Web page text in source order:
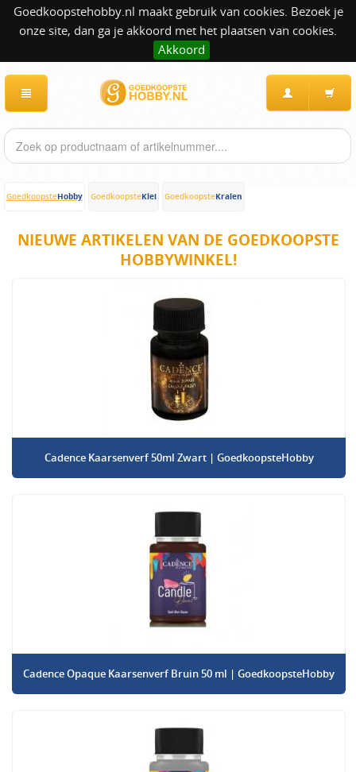
Goedkoopstehobby.nl maakt gebruik van cookies. Bezoek je
onze site, dan ga je akkoord met het plaatsen van cookies.
Akkoord
GoedkoopsteHobby GoedkoopsteKlei GoedkoopsteKralen
NIEUWE ARTIKELEN VAN DE GOEDKOOPSTE
HOBBYWINKEL!
Cadence Kaarsenverf 50ml Zwart | GoedkoopsteHobby
Cadence Opaque Kaarsenverf Bruin 50 ml | GoedkoopsteHobby